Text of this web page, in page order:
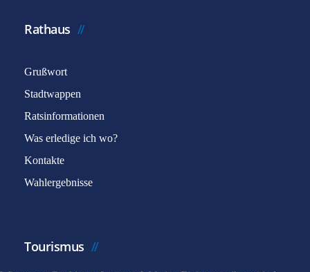
Rathaus
Grußwort
Stadtwappen
Ratsinformationen
Was erledige ich wo?
Kontakte
Wahlergebnisse
Tourismus